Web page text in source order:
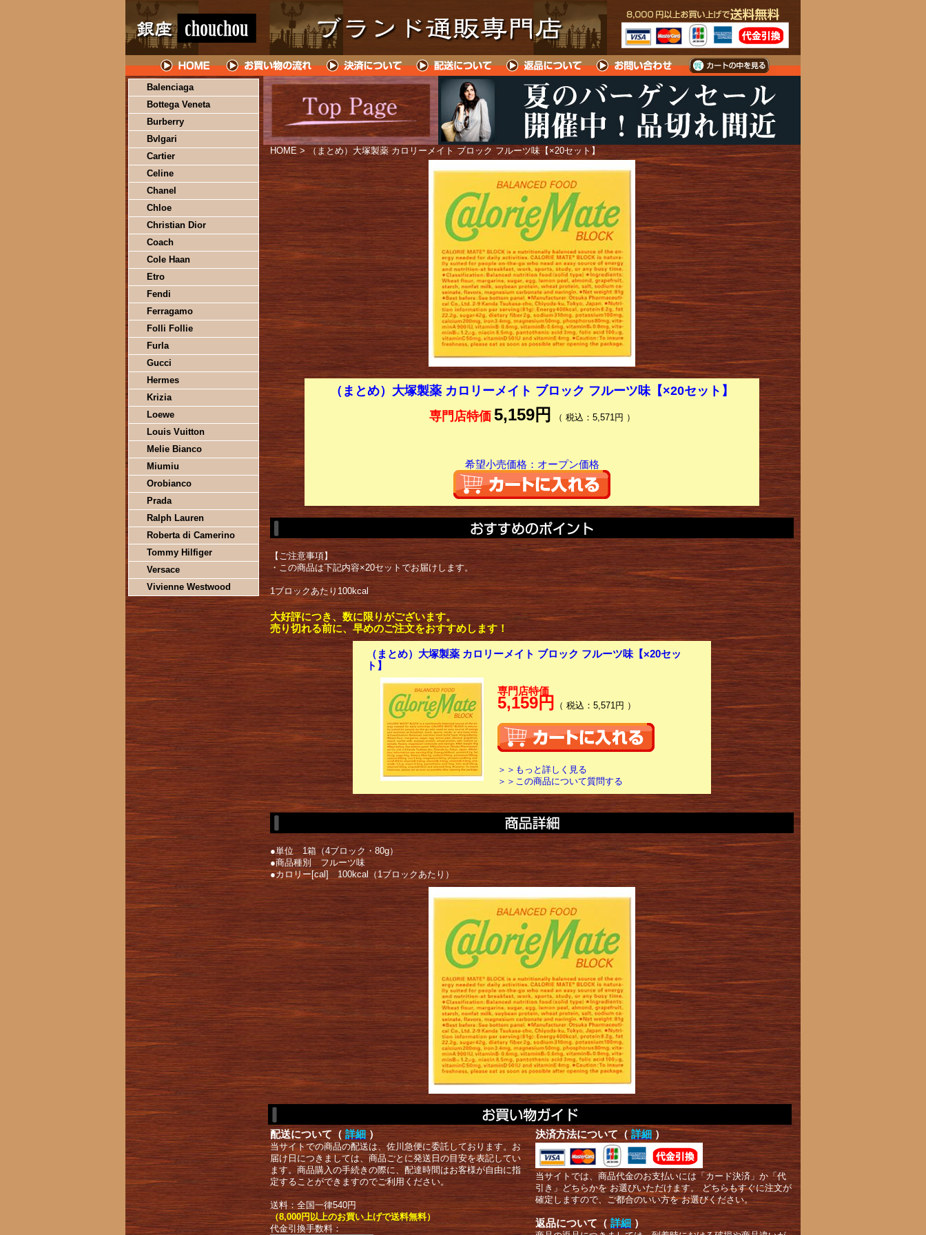
Balenciaga
Bottega Veneta
Burberry
Bvlgari
Cartier
Celine
Chanel
Chloe
Christian Dior
Coach
Cole Haan
Etro
Fendi
Ferragamo
Folli Follie
Furla
Gucci
Hermes
Krizia
Loewe
Louis Vuitton
Melie Bianco
Miumiu
Orobianco
Prada
Ralph Lauren
Roberta di Camerino
Tommy Hilfiger
Versace
Vivienne Westwood
HOME > （まとめ）大塚製薬 カロリーメイト ブロック フルーツ味【×20セット】
（まとめ）大塚製薬 カロリーメイト ブロック フルーツ味【×20セット】
専門店特価 5,159円 （ 税込：5,571円 ）
希望小売価格：オープン価格
【ご注意事項】
・この商品は下記内容×20セットでお届けします。
1ブロックあたり100kcal
大好評につき、数に限りがございます。
売り切れる前に、早めのご注文をおすすめします！
（まとめ）大塚製薬 カロリーメイト ブロック フルーツ味【×20セッ
ト】
専門店特価
5,159円 （ 税込：5,571円 ）
＞＞もっと詳しく見る
＞＞この商品について質問する
●単位 1箱（4ブロック・80g）
●商品種別 フルーツ味
●カロリー[cal] 100kcal（1ブロックあたり）
配送について（ 詳細 ）
当サイトでの商品の配送は、佐川急便に委託しております。お
届け日につきましては、商品ごとに発送日の目安を表記してい
ます。商品購入の手続きの際に、配達時間はお客様が自由に指
定することができますのでご利用ください。
送料：全国一律540円
（8,000円以上のお買い上げで送料無料）
代金引換手数料：
決済方法について（ 詳細 ）
当サイトでは、商品代金のお支払いには「カード決済」か「代
引き」どちらかを お選びいただけます。 どちらもすぐに注文が
確定しますので、ご都合のいい方を お選びください。
返品について（ 詳細 ）